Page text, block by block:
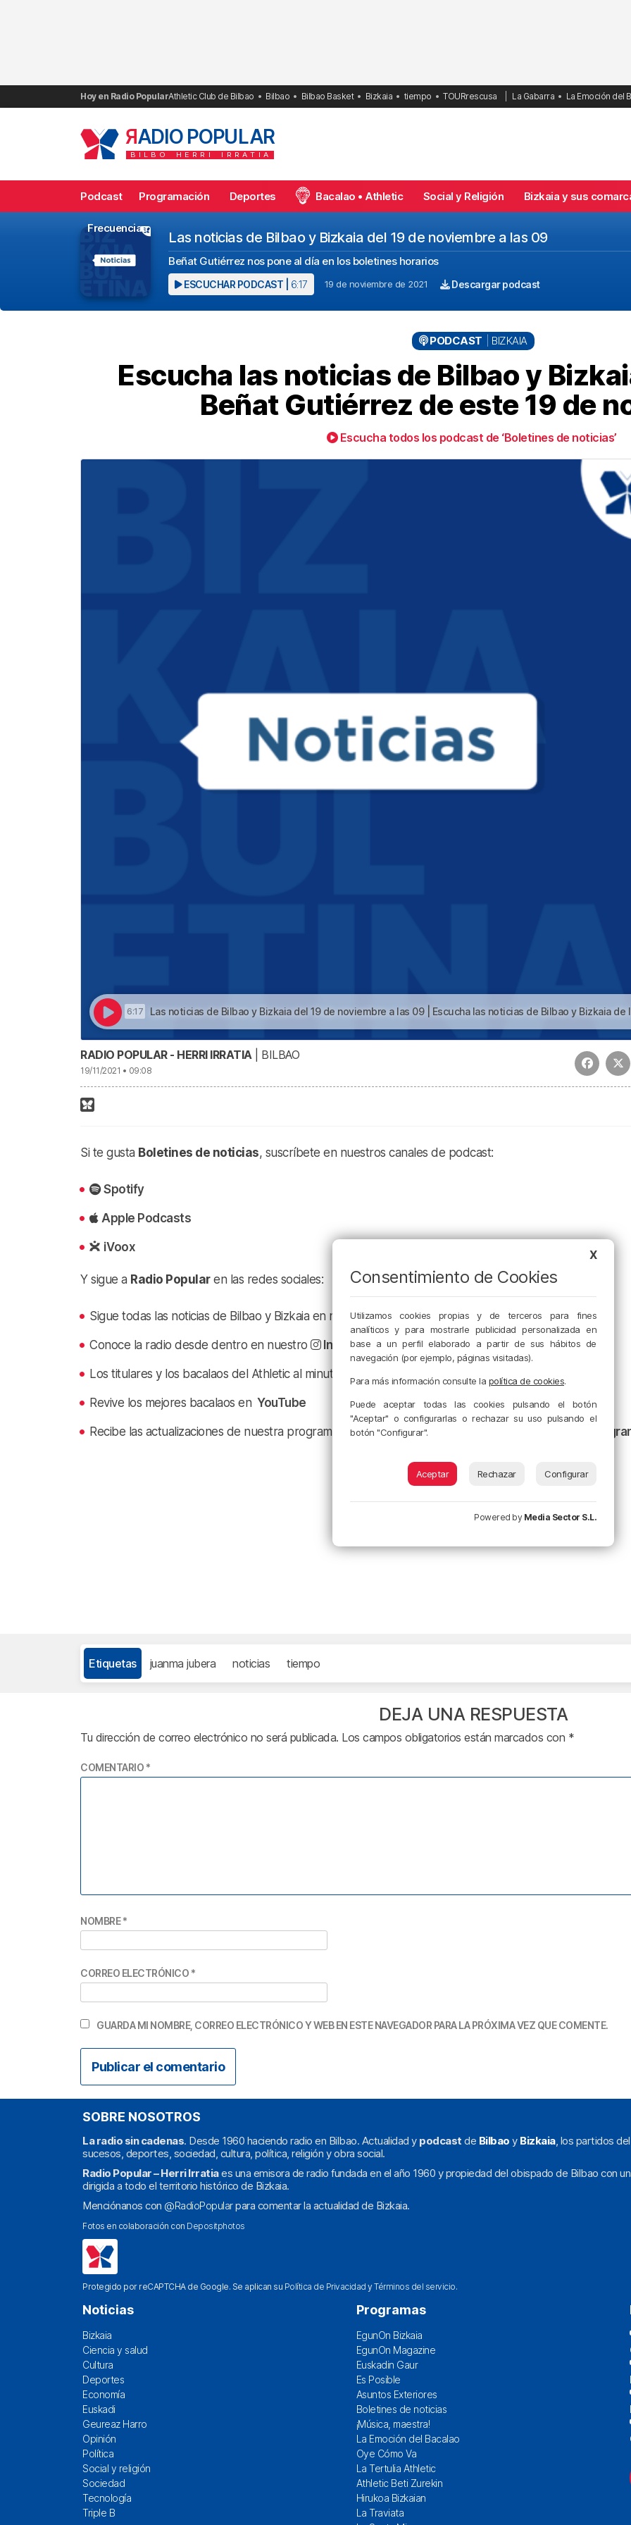
Hoy en Radio PopularAthletic Club de Bilbao Bilbao Bilbao Basket Bizkaia tiempo TOURrescusa La Gabarra La Emoción del
RADIO POPULAR
BILBO HERRI IRRATIA
Podcast Programación Deportes Bacalao • Athletic Social y Religión Bizkaia y sus
Frecuencias
Las noticias de Bilbao y Bizkaia del 19 de noviembre a las 09
Beñat Gutiérrez nos pone al día en los boletines horarios
ESCUCHAR PODCAST | 6:17 19 de noviembre de 2021 Descargar podcast
PODCAST BIZKAIA
Escucha las noticias de Bilbao y
Beñat Gutiérrez de este 19 de
Escucha todos los podcast de ‘Boletines de noticias’
6:17 Las noticias de Bilbao y Bizkaia del 19 de noviembre a las 09 | Escucha las noticias de Bilbao y Bizkaia de las 09 con Beñat Gutiérrez de este 19 de
RADIO POPULAR - HERRI IRRATIA | BILBAO
19/11/2021 • 09:08
Si te gusta Boletines de noticias, suscríbete en nuestros canales de podcast:
Spotify
Apple Podcasts
iVoox
Y sigue a Radio Popularen las redes sociales:
Sigue todas las noticias de Bilbao y Bizkaia en nuestro Facebook
Conoce la radio desde dentro en nuestro Instagram
Los titulares y los bacalaos del Athletic al minuto en
Revive los mejores bacalaos en YouTube
Recibe las actualizaciones de nuestra programación y nuestras noticias en nuestro canal de
Etiquetas juanma jubera noticias tiempo
DEJA UNA RESPUESTA
Tu dirección de correo electrónico no será publicada. Los campos obligatorios están marcados con *
COMENTARIO *
NOMBRE*
CORREO ELECTRÓNICO *
GUARDA MI NOMBRE, CORREO ELECTRÓNICO Y WEB EN ESTE NAVEGADOR PARA LA PRÓXIMA VEZ QUE COMENTE.
SOBRE NOSOTROS
La radio sin cadenas. Desde 1960 haciendo radio en Bilbao. Actualidad y podcast de Bilbao y Bizkaia, los partidos
sucesos, deportes, sociedad, cultura, política, religión y obra social.
Radio Popular – Herri Irratiaes una emisora de radio fundada en el año 1960 y propiedad del obispado de Bilbao con
dirigida a todo el territorio histórico de Bizkaia.
Menciónanos con @RadioPopularpara comentar la actualidad de Bizkaia.
Fotos en colaboración con Depositphotos
Protegido por reCAPTCHA de Google. Se aplican su Política de Privacidad yTérminos del servicio.
Noticias
Bizkaia
Ciencia y salud
Cultura
Deportes
Economía
Euskadi
Geureaz Harro
Opinión
Política
Social y religión
Sociedad
Tecnología
Triple B
Programas
EgunOn Bizkaia
EgunOn Magazine
Euskadin Gaur
Es Posible
Asuntos Exteriores
Boletines de noticias
¡Música, maestra!
La Emoción del Bacalao
Oye Cómo Va
La Tertulia Athletic
Athletic Beti Zurekin
Hirukoa Bizkaian
La Traviata
X
Consentimiento de Cookies
Utilizamos cookies propias y de terceros para fines
analíticos y para mostrarle publicidad personalizada en
base a un perfil elaborado a partir de sus hábitos de
navegación (por ejemplo, páginas visitadas).
Para más información consulte la política de cookies.
Puede aceptar todas las cookies pulsando el botón
"Aceptar" o configurarlas o rechazar su uso pulsando el
botón "Configurar".
Aceptar Rechazar Configurar
Powered by Media Sector S.L.